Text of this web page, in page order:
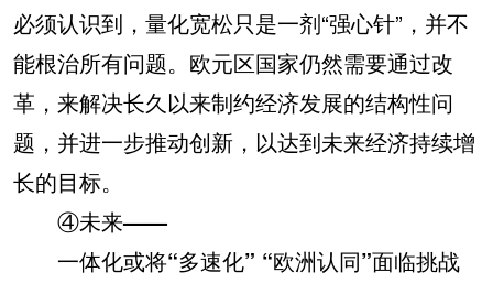
必须认识到，量化宽松只是一剂“强心针”，并不
能根治所有问题。欧元区国家仍然需要通过改
革，来解决长久以来制约经济发展的结构性问
题，并进一步推动创新，以达到未来经济持续增
长的目标。
④未来——
一体化或将“多速化” “欧洲认同”面临挑战